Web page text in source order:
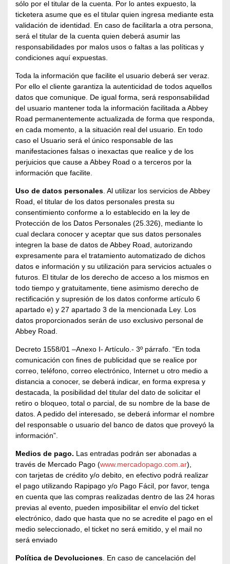
sólo por el titular de la cuenta. Por lo antes expuesto, la
ticketera asume que es el titular quien ingresa mediante esta
validación de identidad. En caso de facilitarla a otra persona,
será el titular de la cuenta quien deberá asumir las
responsabilidades por malos usos o faltas a las políticas y
condiciones aquí expuestas.
Toda la información que facilite el usuario deberá ser veraz.
Por ello el cliente garantiza la autenticidad de todos aquellos
datos que comunique. De igual forma, será responsabilidad
del usuario mantener toda la información facilitada a Abbey
Road permanentemente actualizada de forma que responda,
en cada momento, a la situación real del usuario. En todo
caso el Usuario será el único responsable de las
manifestaciones falsas o inexactas que realice y de los
perjuicios que cause a Abbey Road o a terceros por la
información que facilite.
Uso de datos personales . Al utilizar los servicios de Abbey
Road, el titular de los datos personales presta su
consentimiento conforme a lo establecido en la ley de
Protección de los Datos Personales (25.326), mediante lo
cual declara conocer y aceptar que sus datos personales
integren la base de datos de Abbey Road, autorizando
expresamente para el tratamiento automatizado de dichos
datos e información y su utilización para servicios actuales o
futuros. El titular de los derecho de acceso a los mismos en
todo tiempo y gratuitamente, tiene asimismo derecho de
rectificación y supresión de los datos conforme artículo 6
apartado e) y 27 apartado 3 de la mencionada Ley. Los
datos proporcionados serán de uso exclusivo personal de
Abbey Road.
Decreto 1558/01 –Anexo I- Artículo.- 3º párrafo. “En toda
comunicación con fines de publicidad que se realice por
correo, teléfono, correo electrónico, Internet u otro medio a
distancia a conocer, se deberá indicar, en forma expresa y
destacada, la posibilidad del titular del dato de solicitar el
retiro o bloqueo, total o parcial, de su nombre de la base de
datos. A pedido del interesado, se deberá informar el nombre
del responsable o usuario del banco de datos que proveyó la
información”.
Medios de pago. Las entradas podrán ser abonadas a
través de Mercado Pago (www.mercadopago.com.ar),
con tarjetas de crédito y/o debito, en efectivo podrá realizar
el pago utilizando Rapipago y/o Pago Fácil, por favor, tenga
en cuenta que las compras realizadas dentro de las 24 horas
previas al evento, pueden imposibilitar el envío del ticket
electrónico, dado que hasta que no se acredite el pago en el
medio seleccionado, el ticket no será emitido, y el mail no
será enviado
Política de Devoluciones . En caso de cancelación del